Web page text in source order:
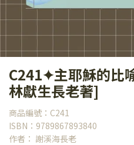
C241✦主耶穌的比
林獻生長老著]
商品編號：C241
ISBN：9789867893840
作者： 謝溪海長老